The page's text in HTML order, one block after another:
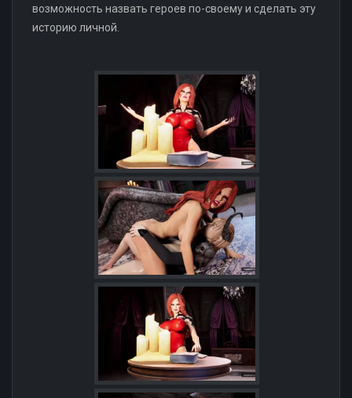
возможность назвать героев по-своему и сделать эту
историю личной.